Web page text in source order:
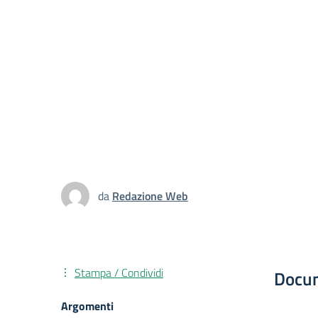
da Redazione Web
Stampa / Condividi
Argomenti